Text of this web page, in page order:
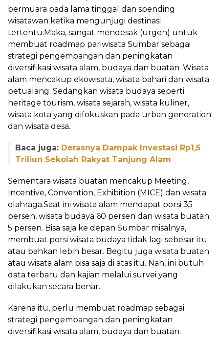
bermuara pada lama tinggal dan spending
wisatawan ketika mengunjugi destinasi
tertentu.Maka, sangat mendesak (urgen) untuk
membuat roadmap pariwisata Sumbar sebagai
strategi pengembangan dan peningkatan
diversifikasi wisata alam, budaya dan buatan. Wisata
alam mencakup ekowisata, wisata bahari dan wisata
petualang. Sedangkan wisata budaya seperti
heritage tourism, wisata sejarah, wisata kuliner,
wisata kota yang difokuskan pada urban generation
dan wisata desa.
Baca juga: Derasnya Dampak Investasi Rp1,5
Triliun Sekolah Rakyat Tanjung Alam
Sementara wisata buatan mencakup Meeting,
Incentive, Convention, Exhibition (MICE) dan wisata
olahraga.Saat ini wisata alam mendapat porsi 35
persen, wisata budaya 60 persen dan wisata buatan
5 persen. Bisa saja ke depan Sumbar misalnya,
membuat porsi wisata budaya tidak lagi sebesar itu
atau bahkan lebih besar. Begitu juga wisata buatan
atau wisata alam bisa saja di atas itu. Nah, ini butuh
data terbaru dan kajian melalui survei yang
dilakukan secara benar.
Karena itu, perlu membuat roadmap sebagai
strategi pengembangan dan peningkatan
diversifikasi wisata alam, budaya dan buatan.